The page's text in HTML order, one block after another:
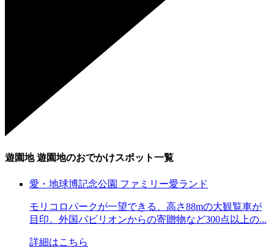
遊園地遊園地のおでかけスポット一覧
愛・地球博記念公園 ファミリー愛ランド
モリコロパークが一望できる、高さ88mの大観覧車が
目印。外国パビリオンからの寄贈物など300点以上の...
詳細はこちら